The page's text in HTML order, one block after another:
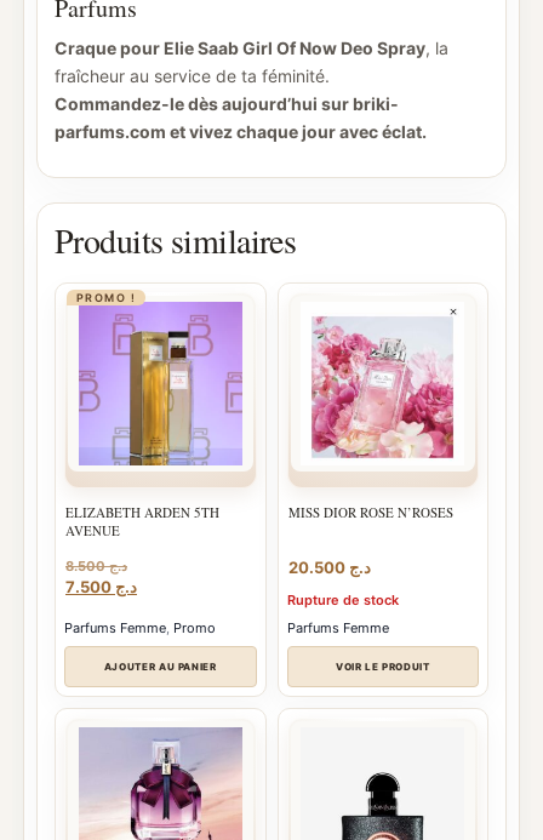
Parfums
Craque pour Elie Saab Girl Of Now Deo Spray, la
fraîcheur au service de ta féminité.
Commandez-le dès aujourd’hui sur briki-
parfums.com et vivez chaque jour avec éclat.
Produits similaires
PROMO !
ELIZABETH ARDEN 5TH
AVENUE
د.ج8.500
Le
initial
était :
د.ج 8.500.
د.جLe
actuel
est :
د.ج 7.500.
Parfums Femme, Promo
AJOUTER AU PANIER
MISS DIOR ROSE N’ROSES
د.ج 20.500
Rupture de stock
Parfums Femme
VOIR LE PRODUIT